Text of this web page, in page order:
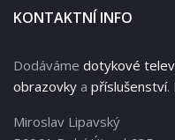
KONTAKTNÍ INFO
Dodáváme dotykové
obrazovky a příslušenství.
Miroslav Lipavský